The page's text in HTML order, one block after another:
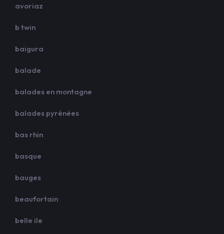
avoriaz
b twin
baigura
balade
balades en montagne
balades pyrénées
bas rhin
basque
bauges
beaufortain
belle ile